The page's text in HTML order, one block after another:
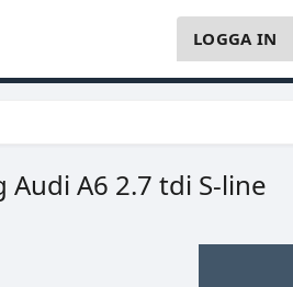
LOGGA IN
A6 2.7 tdi S-line